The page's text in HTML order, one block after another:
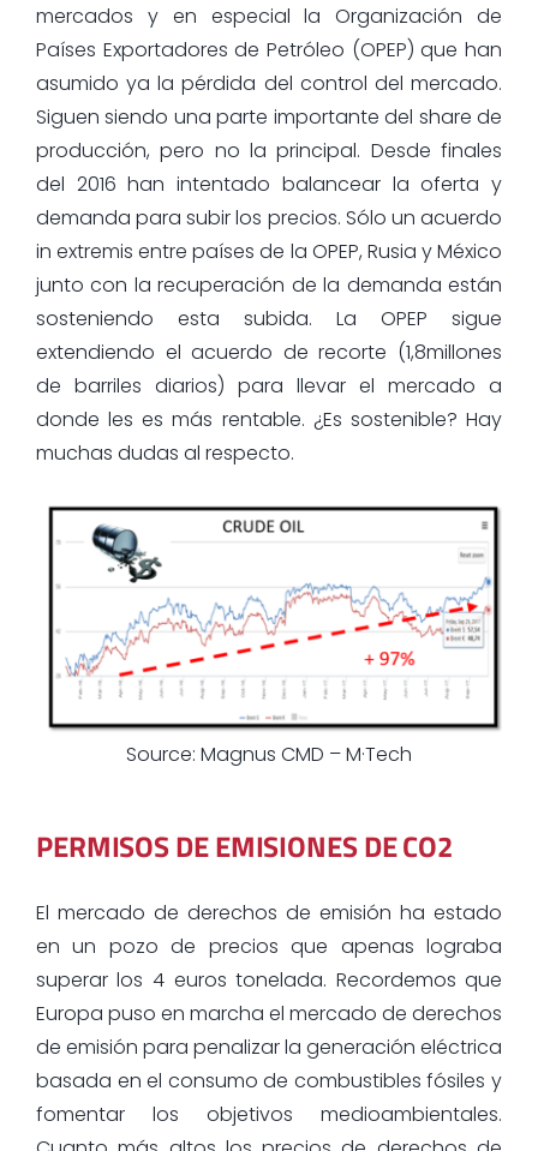
mercados y en especial la Organización de
Países Exportadores de Petróleo (OPEP) que han
asumido ya la pérdida del control del mercado.
Siguen siendo una parte importante del share de
producción, pero no la principal. Desde finales
del 2016 han intentado balancear la oferta y
demanda para subir los precios. Sólo un acuerdo
in extremis entre países de la OPEP, Rusia y México
junto con la recuperación de la demanda están
sosteniendo esta subida. La OPEP sigue
extendiendo el acuerdo de recorte (1,8millones
de barriles diarios) para llevar el mercado a
donde les es más rentable. ¿Es sostenible? Hay
muchas dudas al respecto.
Source: Magnus CMD – M·Tech
PERMISOS DE EMISIONES DE CO2
El mercado de derechos de emisión ha estado
en un pozo de precios que apenas lograba
superar los 4 euros tonelada. Recordemos que
Europa puso en marcha el mercado de derechos
de emisión para penalizar la generación eléctrica
basada en el consumo de combustibles fósiles y
fomentar los objetivos medioambientales.